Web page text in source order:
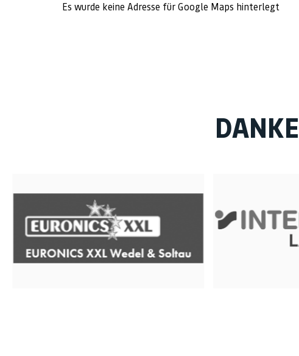
Es wurde keine Adresse für Google Maps hinterlegt